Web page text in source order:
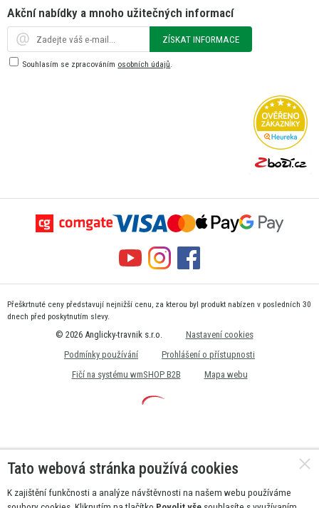
Akční nabídky a mnoho užitečných informací
ZÍSKAT INFORMACE
Souhlasím se zpracováním osobních údajů
Přeškrtnuté ceny představují nejnižší cenu, za kterou byl produkt nabízen v posledních 30
dnech před poskytnutím slevy.
© 2026 Anglicky-travnik s.r.o.
Nastavení cookies
Podmínky používání
Prohlášení o přístupnosti
Fičí na systému wmSHOP B2B
Mapa webu
Tato webová stránka používá cookies
K zajištění funkčnosti a analýze návštěvnosti na našem webu používáme